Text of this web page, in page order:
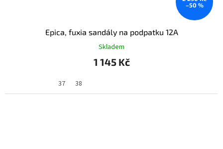
–50 %
Epica, fuxia sandály na podpatku 12A
Skladem
1 145 Kč
37 38